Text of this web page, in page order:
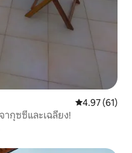
คะแนนเฉลี่ย
4.97 (61)
ากุซซี่และเฉลียง!